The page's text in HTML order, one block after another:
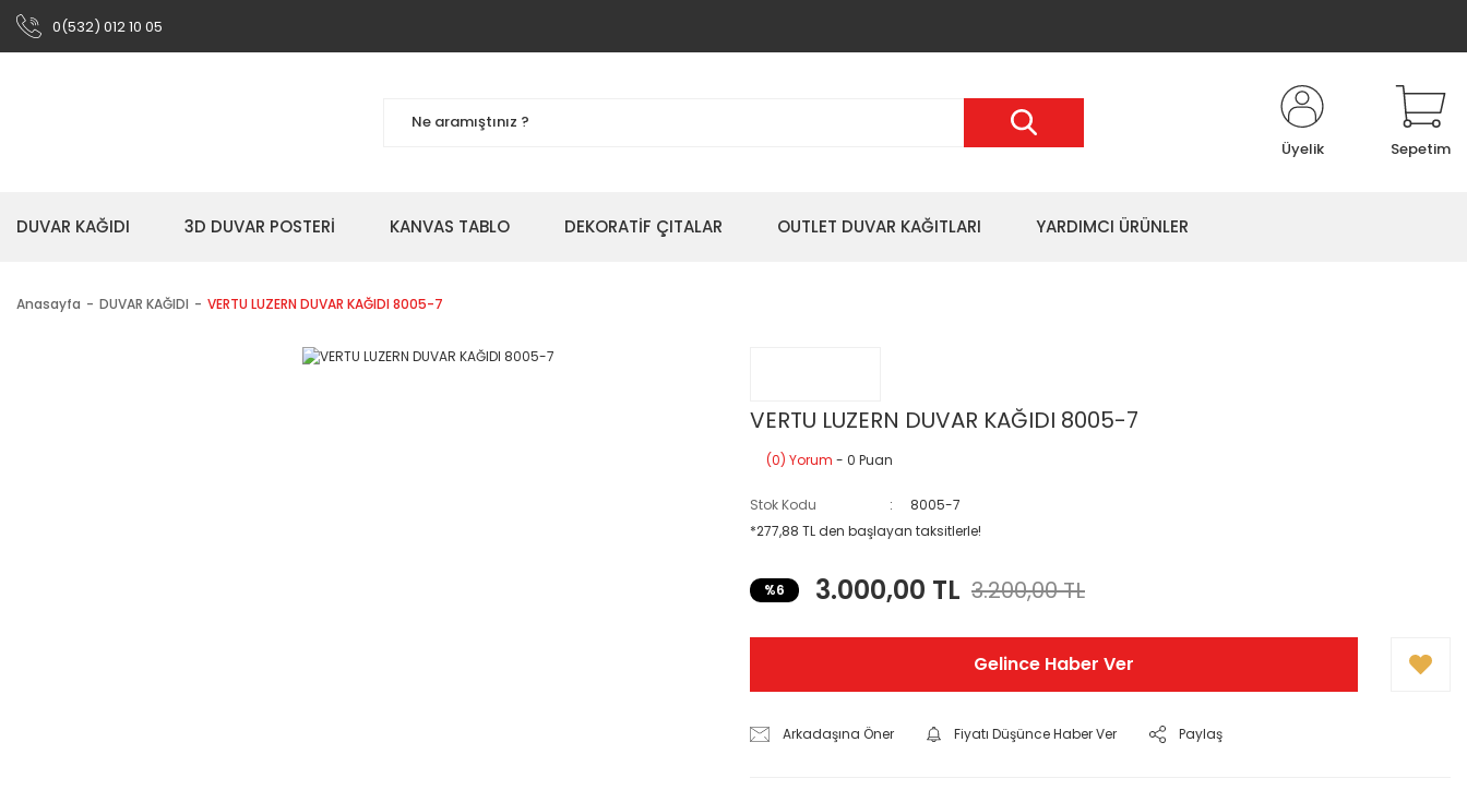
0(532) 012 10 05
Üyelik Sepetim
DUVAR KAĞIDI 3D DUVAR POSTERİ KANVAS TABLO DEKORATİF ÇITALAR OUTLET DUVAR KAĞITLARI YARDIMCI ÜRÜNLER
Anasayfa DUVAR KAĞIDI VERTU LUZERN DUVAR KAĞIDI 8005-7
VERTU LUZERN DUVAR KAĞIDI 8005-7
(0) Yorum - 0 Puan
Stok Kodu
8005-7
*277,88 TL den başlayan taksitlerle!
%6 3.000,00 TL 3.200,00 TL
Gelince Haber Ver
Arkadaşına Öner Fiyatı Düşünce Haber Ver Paylaş